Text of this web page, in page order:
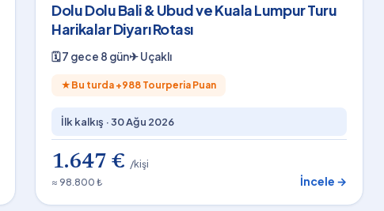
Dolu Dolu Bali & Ubud ve Kuala Lumpur Turu
Harikalar Diyarı Rotası
🗓7 gece 8 gün✈Uçaklı
★ Bu turda +988 Tourperia Puan
İlk kalkış ·30 Ağu 2026
1.647 € /kişi
≈ 98.800 ₺
İncele →